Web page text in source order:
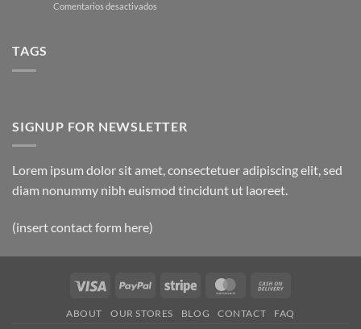
Comentarios desactivados
(Guía
Principiantes)
TAGS
SIGNUP FOR NEWSLETTER
Lorem ipsum dolor sit amet, consectetuer adipiscing elit, sed
diam nonummy nibh euismod tincidunt ut laoreet.
(insert contact form here)
Visa PayPal Stripe MasterCard
Delivery
ABOUT OUR STORES BLOG CONTACT FAQ